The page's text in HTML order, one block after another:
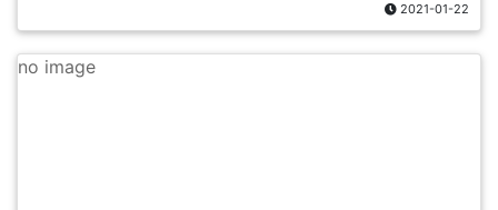
2021-01-22
no image